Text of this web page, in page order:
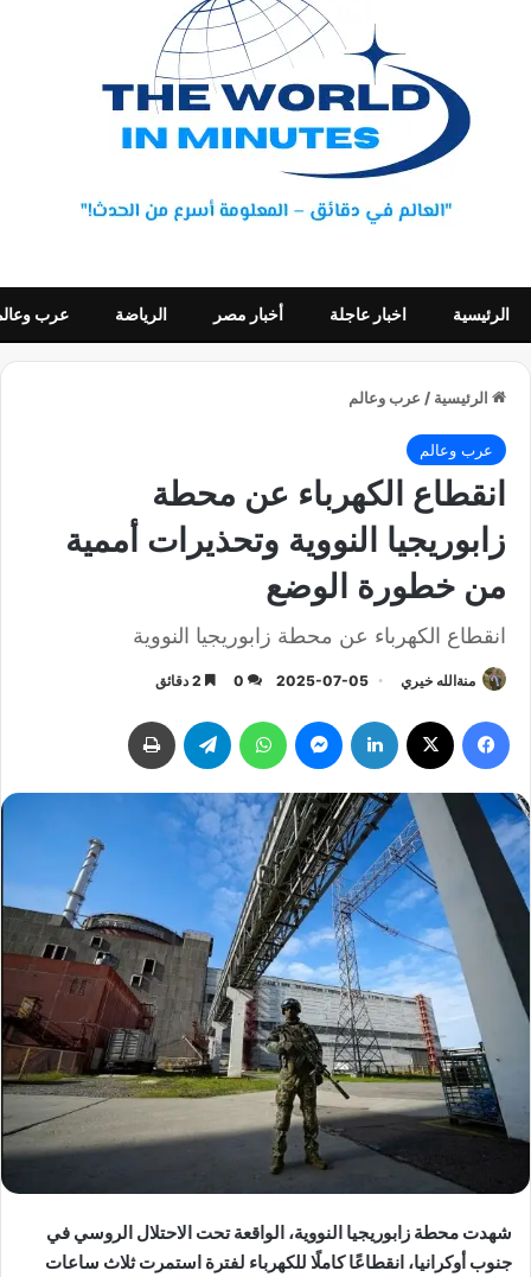
الرئيسية اخبار عاجلة أخبار مصر الرياضة عرب
الرئيسية / عرب وعالم
عرب وعالم
انقطاع الكهرباء عن محطة
زابوريجيا النووية وتحذيرات أممية
من خطورة الوضع
انقطاع الكهرباء عن محطة زابوريجيا النووية
منةالله خيري 2025-07-05
0
شهدت محطة زابوريجيا النووية، الواقعة تحت الاحتلال الروسي في
جنوب أوكرانيا، انقطاعًا كاملًا للكهرباء لفترة استمرت ثلاث ساعات